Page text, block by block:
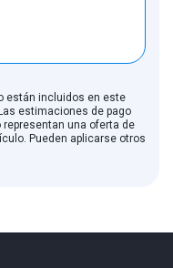
están incluidos en este
estimaciones de pago
una oferta de
Pueden aplicarse otros